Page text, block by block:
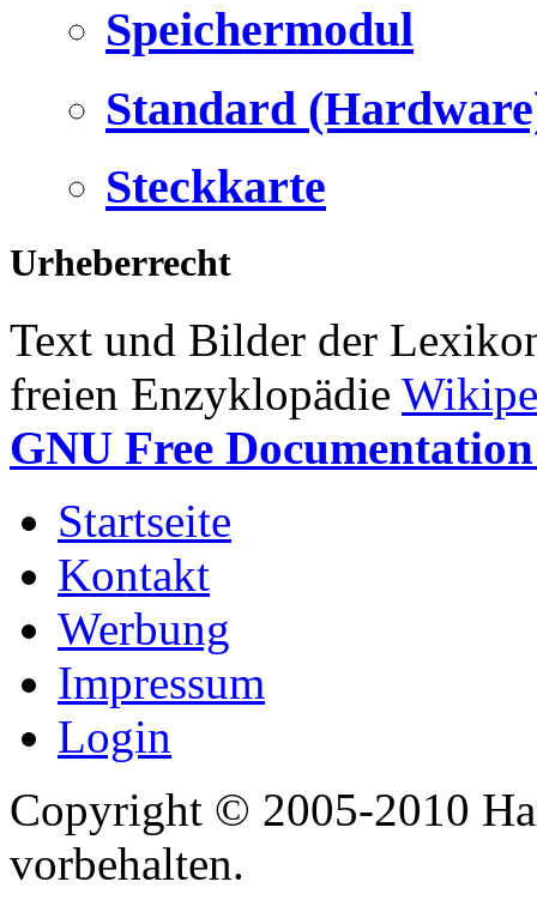
Speichermodul
Standard
Steckkarte
Urheberrecht
Text und Bilder der
freien Enzyklopädie
GNU Free
Startseite
Kontakt
Werbung
Impressum
Login
Copyright © 2005-2010
vorbehalten.